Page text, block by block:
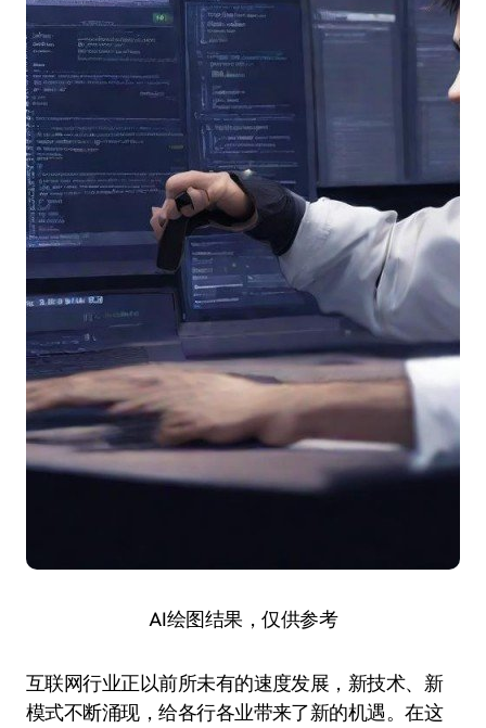
AI绘图结果，仅供参考
互联网行业正以前所未有的速度发展，新技术、新
模式不断涌现，给各行各业带来了新的机遇。在这